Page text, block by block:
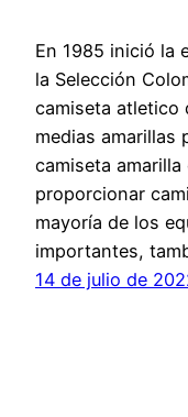
En 1985 inició la
la Selección
camiseta atletico
medias amarillas
camiseta
proporcionar
mayoría de los
importantes,
14 de julio de